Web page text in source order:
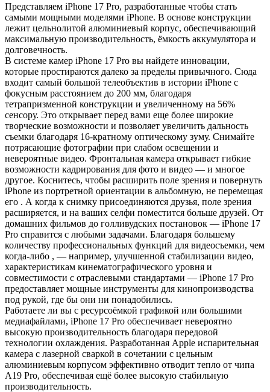
Представляем iPhone 17 Pro, разработанные чтобы стать
самыми мощными моделями iPhone. В основе конструкции
лежит цельнолитой алюминиевый корпус, обеспечивающий
максимальную производительность, ёмкость аккумулятора и
долговечность.
В системе камер iPhone 17 Pro вы найдете инновации,
которые простираются далеко за пределы привычного. Сюда
входит самый большой телеобъектив в истории iPhone с
фокусным расстоянием до 200 мм, благодаря
тетрапризменной конструкции и увеличенному на 56%
сенсору. Это открывает перед вами еще более широкие
творческие возможности и позволяет увеличить дальность
съемки благодаря 16-кратному оптическому зуму. Снимайте
потрясающие фотографии при слабом освещении и
невероятные видео. Фронтальная камера открывает гибкие
возможности кадрирования для фото и видео — и многое
другое. Коснитесь, чтобы расширить поле зрения и повернуть
iPhone из портретной ориентации в альбомную, не перемещая
его . А когда к снимку присоединяются друзья, поле зрения
расширяется, и на ваших селфи поместится больше друзей. От
домашних фильмов до голливудских постановок — iPhone 17
Pro справится с любыми задачами. Благодаря большему
количеству профессиональных функций для видеосъемки, чем
когда-либо , — например, улучшенной стабилизации видео,
характеристикам кинематографического уровня и
совместимости с отраслевыми стандартами — iPhone 17 Pro
предоставляет мощные инструменты для кинопроизводства
под рукой, где бы они ни понадобились.
Работаете ли вы с ресурсоёмкой графикой или большими
медиафайлами, iPhone 17 Pro обеспечивает невероятно
высокую производительность благодаря передовой
технологии охлаждения. Разработанная Apple испарительная
камера с лазерной сваркой в ​​сочетании с цельным
алюминиевым корпусом эффективно отводит тепло от чипа
A19 Pro, обеспечивая ещё более высокую стабильную
производительность.